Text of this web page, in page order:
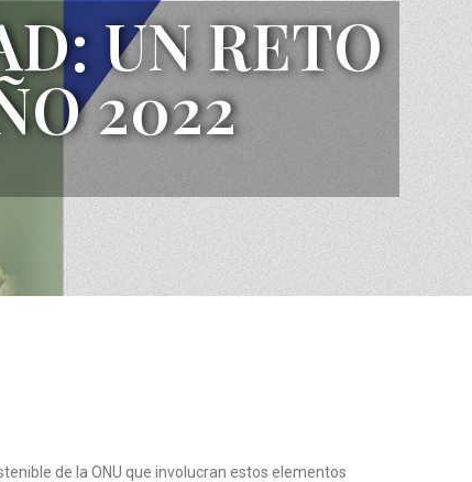
UN RETO
2022
de la ONU que involucran estos elementos